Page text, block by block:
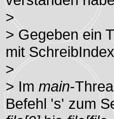
>
> Gegeben ein
mit SchreibIndex
>
> Im main-
Befehl 's' zum